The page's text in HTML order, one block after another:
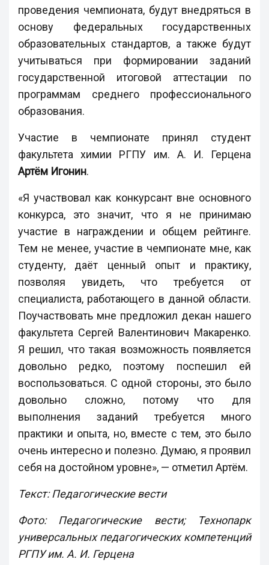
проведения чемпионата, будут внедряться в
основу федеральных государственных
образовательных стандартов, а также будут
учитываться при формировании заданий
государственной итоговой аттестации по
программам среднего профессионального
образования.
Участие в чемпионате принял студент
факультета химии РГПУ им. А. И. Герцена
Артём Игонин.
«Я участвовал как конкурсант вне основного
конкурса, это значит, что я не принимаю
участие в награждении и общем рейтинге.
Тем не менее, участие в чемпионате мне, как
студенту, даёт ценный опыт и практику,
позволяя увидеть, что требуется от
специалиста, работающего в данной области.
Поучаствовать мне предложил декан нашего
факультета Сергей Валентинович Макаренко.
Я решил, что такая возможность появляется
довольно редко, поэтому поспешил ей
воспользоваться. С одной стороны, это было
довольно сложно, потому что для
выполнения заданий требуется много
практики и опыта, но, вместе с тем, это было
очень интересно и полезно. Думаю, я проявил
себя на достойном уровне», — отметил Артём.
Текст: Педагогические вести
Фото: Педагогические вести; Технопарк
универсальных педагогических компетенций
РГПУ им. А. И. Герцена